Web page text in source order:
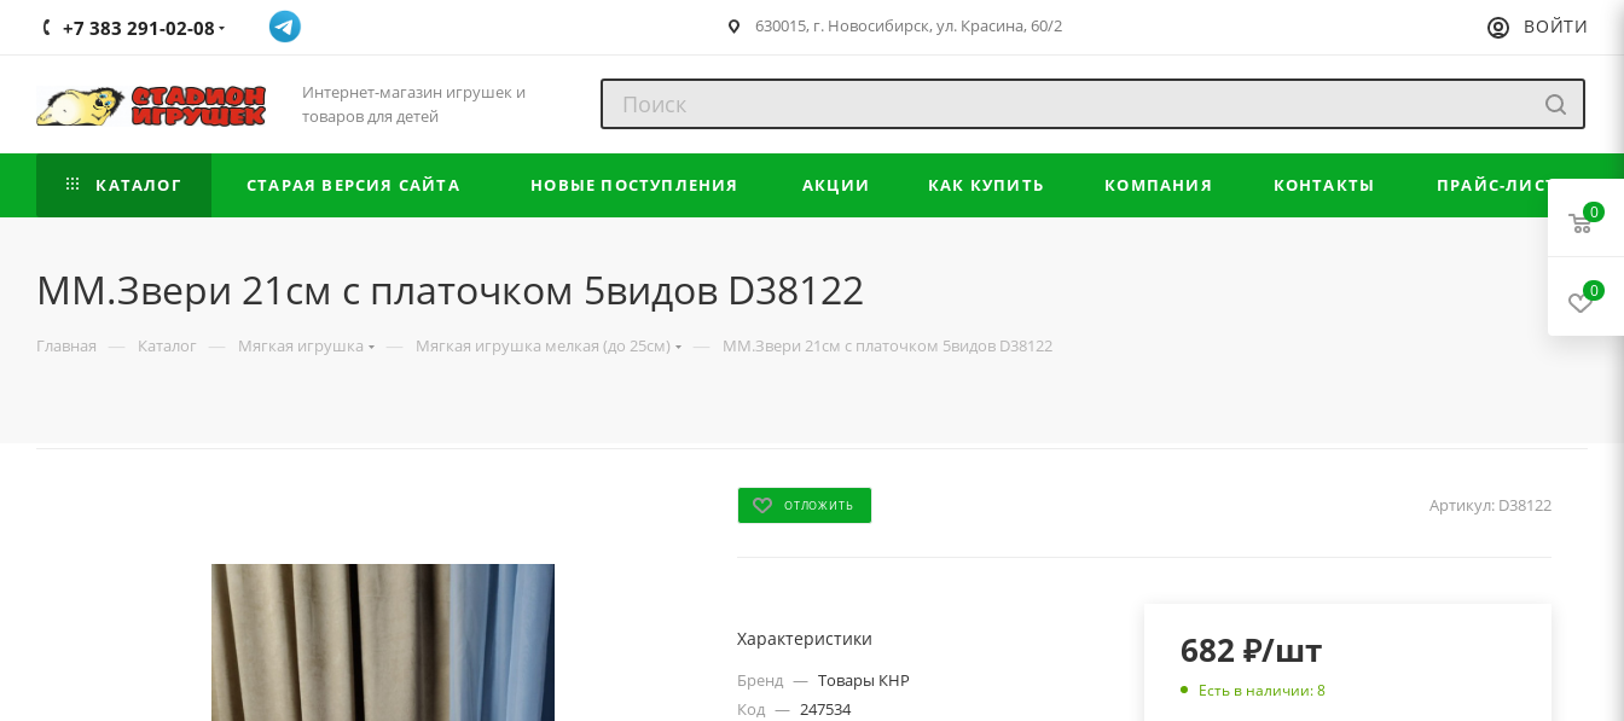
+7 383 291-02-08 630015, г. Новосибирск, ул. Красина, 60/2 ВОЙТИ
Интернет-магазин игрушек и
товаров для детей
КАТАЛОГ СТАРАЯ ВЕРСИЯ САЙТА НОВЫЕ ПОСТУПЛЕНИЯ АКЦИИ КАК КУПИТЬ КОМПАНИЯ КОНТАКТЫ ПРАЙС-ЛИСТ
ММ.Звери 21см с платочком 5видов D38122
Главная — Каталог — Мягкая игрушка — Мягкая игрушка мелкая (до 25см) — ММ.Звери 21см с платочком 5видов D38122
ОТЛОЖИТЬ Артикул: D38122
Характеристики
Бренд — Товары КНР
Код — 247534
682 ₽/шт
Есть в наличии: 8
0
0